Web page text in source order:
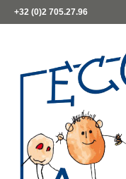
+32 (0)2 705.27.96